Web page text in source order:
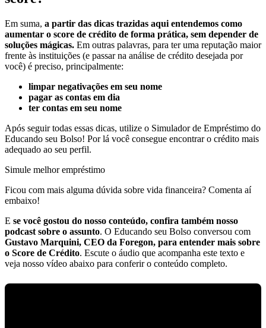
Em suma, a partir das dicas trazidas aqui entendemos como
aumentar o score de crédito de forma prática, sem depender de
soluções mágicas. Em outras palavras, para ter uma reputação maior
frente às instituições (e passar na análise de crédito desejada por
você) é preciso, principalmente:
limpar negativações em seu nome
pagar as contas em dia
ter contas em seu nome
Após seguir todas essas dicas, utilize o Simulador de Empréstimo do
Educando seu Bolso! Por lá você consegue encontrar o crédito mais
adequado ao seu perfil.
Simule melhor empréstimo
Ficou com mais alguma dúvida sobre vida financeira? Comenta aí
embaixo!
E se você gostou do nosso conteúdo, confira também nosso
podcast sobre o assunto. O Educando seu Bolso conversou com
Gustavo Marquini, CEO da Foregon, para entender mais sobre
o Score de Crédito. Escute o áudio que acompanha este texto e
veja nosso vídeo abaixo para conferir o conteúdo completo.